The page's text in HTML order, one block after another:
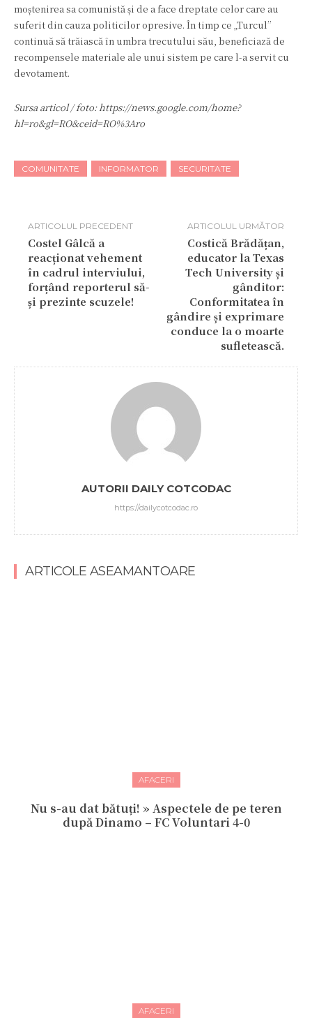
moștenirea sa comunistă și de a face dreptate celor care au
suferit din cauza politicilor opresive. În timp ce „Turcul”
continuă să trăiască în umbra trecutului său, beneficiază de
recompensele materiale ale unui sistem pe care l-a servit cu
devotament.
Sursa articol / foto: https://news.google.com/home?
hl=ro&gl=RO&ceid=RO%3Aro
COMUNITATE INFORMATOR SECURITATE
ARTICOLUL PRECEDENT
Costel Gâlcă a
reacționat vehement
în cadrul interviului,
forțând reporterul să-
și prezinte scuzele!
ARTICOLUL URMĂTOR
Costică Brădățan,
educator la Texas
Tech University și
gânditor:
Conformitatea în
gândire și exprimare
conduce la o moarte
sufletească.
AUTORII DAILY COTCODAC
https://dailycotcodac.ro
ARTICOLE ASEAMANTOARE
AFACERI
Nu s-au dat bătuți! » Aspectele de pe teren
după Dinamo – FC Voluntari 4-0
AFACERI